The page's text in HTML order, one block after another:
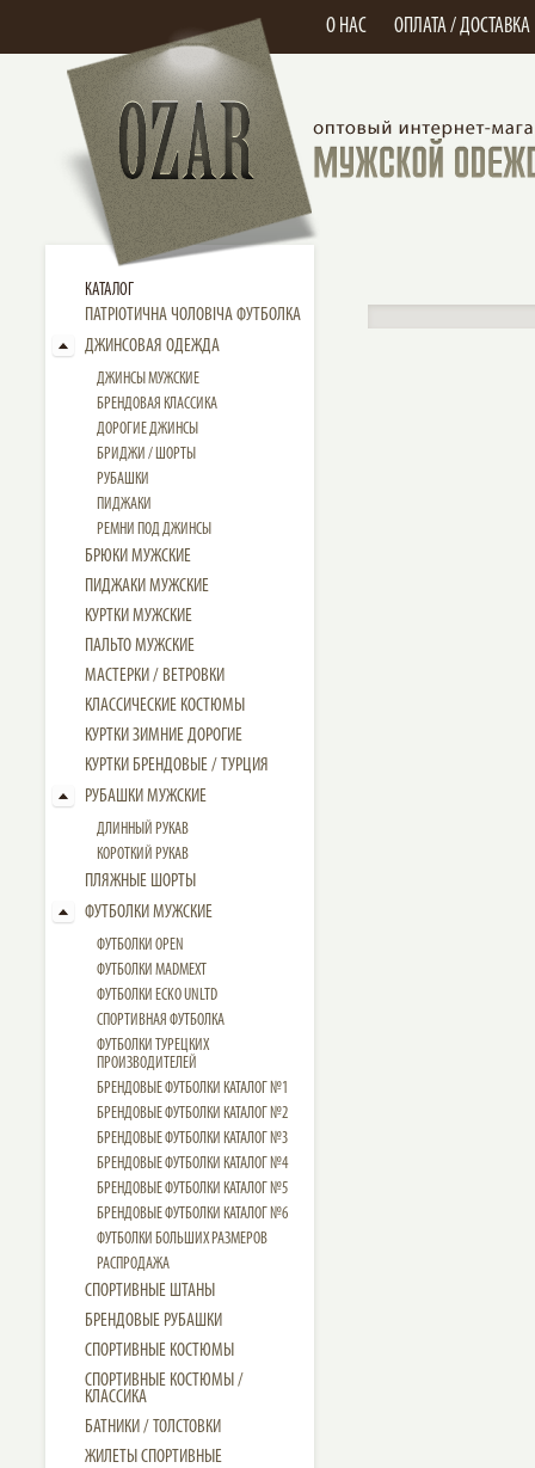
О НАС ОПЛАТА / ДОСТАВКА
КАТАЛОГ
ПАТРІОТИЧНА ЧОЛОВІЧА ФУТБОЛКА
ДЖИНСОВАЯ ОДЕЖДА
ДЖИНСЫ МУЖСКИЕ
БРЕНДОВАЯ КЛАССИКА
ДОРОГИЕ ДЖИНСЫ
БРИДЖИ / ШОРТЫ
РУБАШКИ
ПИДЖАКИ
РЕМНИ ПОД ДЖИНСЫ
БРЮКИ МУЖСКИЕ
ПИДЖАКИ МУЖСКИЕ
КУРТКИ МУЖСКИЕ
ПАЛЬТО МУЖСКИЕ
МАСТЕРКИ / ВЕТРОВКИ
КЛАССИЧЕСКИЕ КОСТЮМЫ
КУРТКИ ЗИМНИЕ ДОРОГИЕ
КУРТКИ БРЕНДОВЫЕ / ТУРЦИЯ
РУБАШКИ МУЖСКИЕ
ДЛИННЫЙ РУКАВ
КОРОТКИЙ РУКАВ
ПЛЯЖНЫЕ ШОРТЫ
ФУТБОЛКИ МУЖСКИЕ
ФУТБОЛКИ OPEN
ФУТБОЛКИ MADMEXT
ФУТБОЛКИ ECKO UNLTD
СПОРТИВНАЯ ФУТБОЛКА
ФУТБОЛКИ ТУРЕЦКИХ
ПРОИЗВОДИТЕЛЕЙ
БРЕНДОВЫЕ ФУТБОЛКИ КАТАЛОГ №1
БРЕНДОВЫЕ ФУТБОЛКИ КАТАЛОГ №2
БРЕНДОВЫЕ ФУТБОЛКИ КАТАЛОГ №3
БРЕНДОВЫЕ ФУТБОЛКИ КАТАЛОГ №4
БРЕНДОВЫЕ ФУТБОЛКИ КАТАЛОГ №5
БРЕНДОВЫЕ ФУТБОЛКИ КАТАЛОГ №6
ФУТБОЛКИ БОЛЬШИХ РАЗМЕРОВ
РАСПРОДАЖА
СПОРТИВНЫЕ ШТАНЫ
БРЕНДОВЫЕ РУБАШКИ
СПОРТИВНЫЕ КОСТЮМЫ
СПОРТИВНЫЕ КОСТЮМЫ /
КЛАССИКА
БАТНИКИ / ТОЛСТОВКИ
ЖИЛЕТЫ СПОРТИВНЫЕ